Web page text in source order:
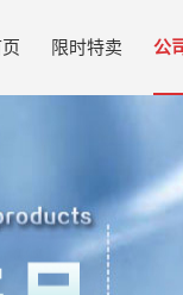
限时特卖 公